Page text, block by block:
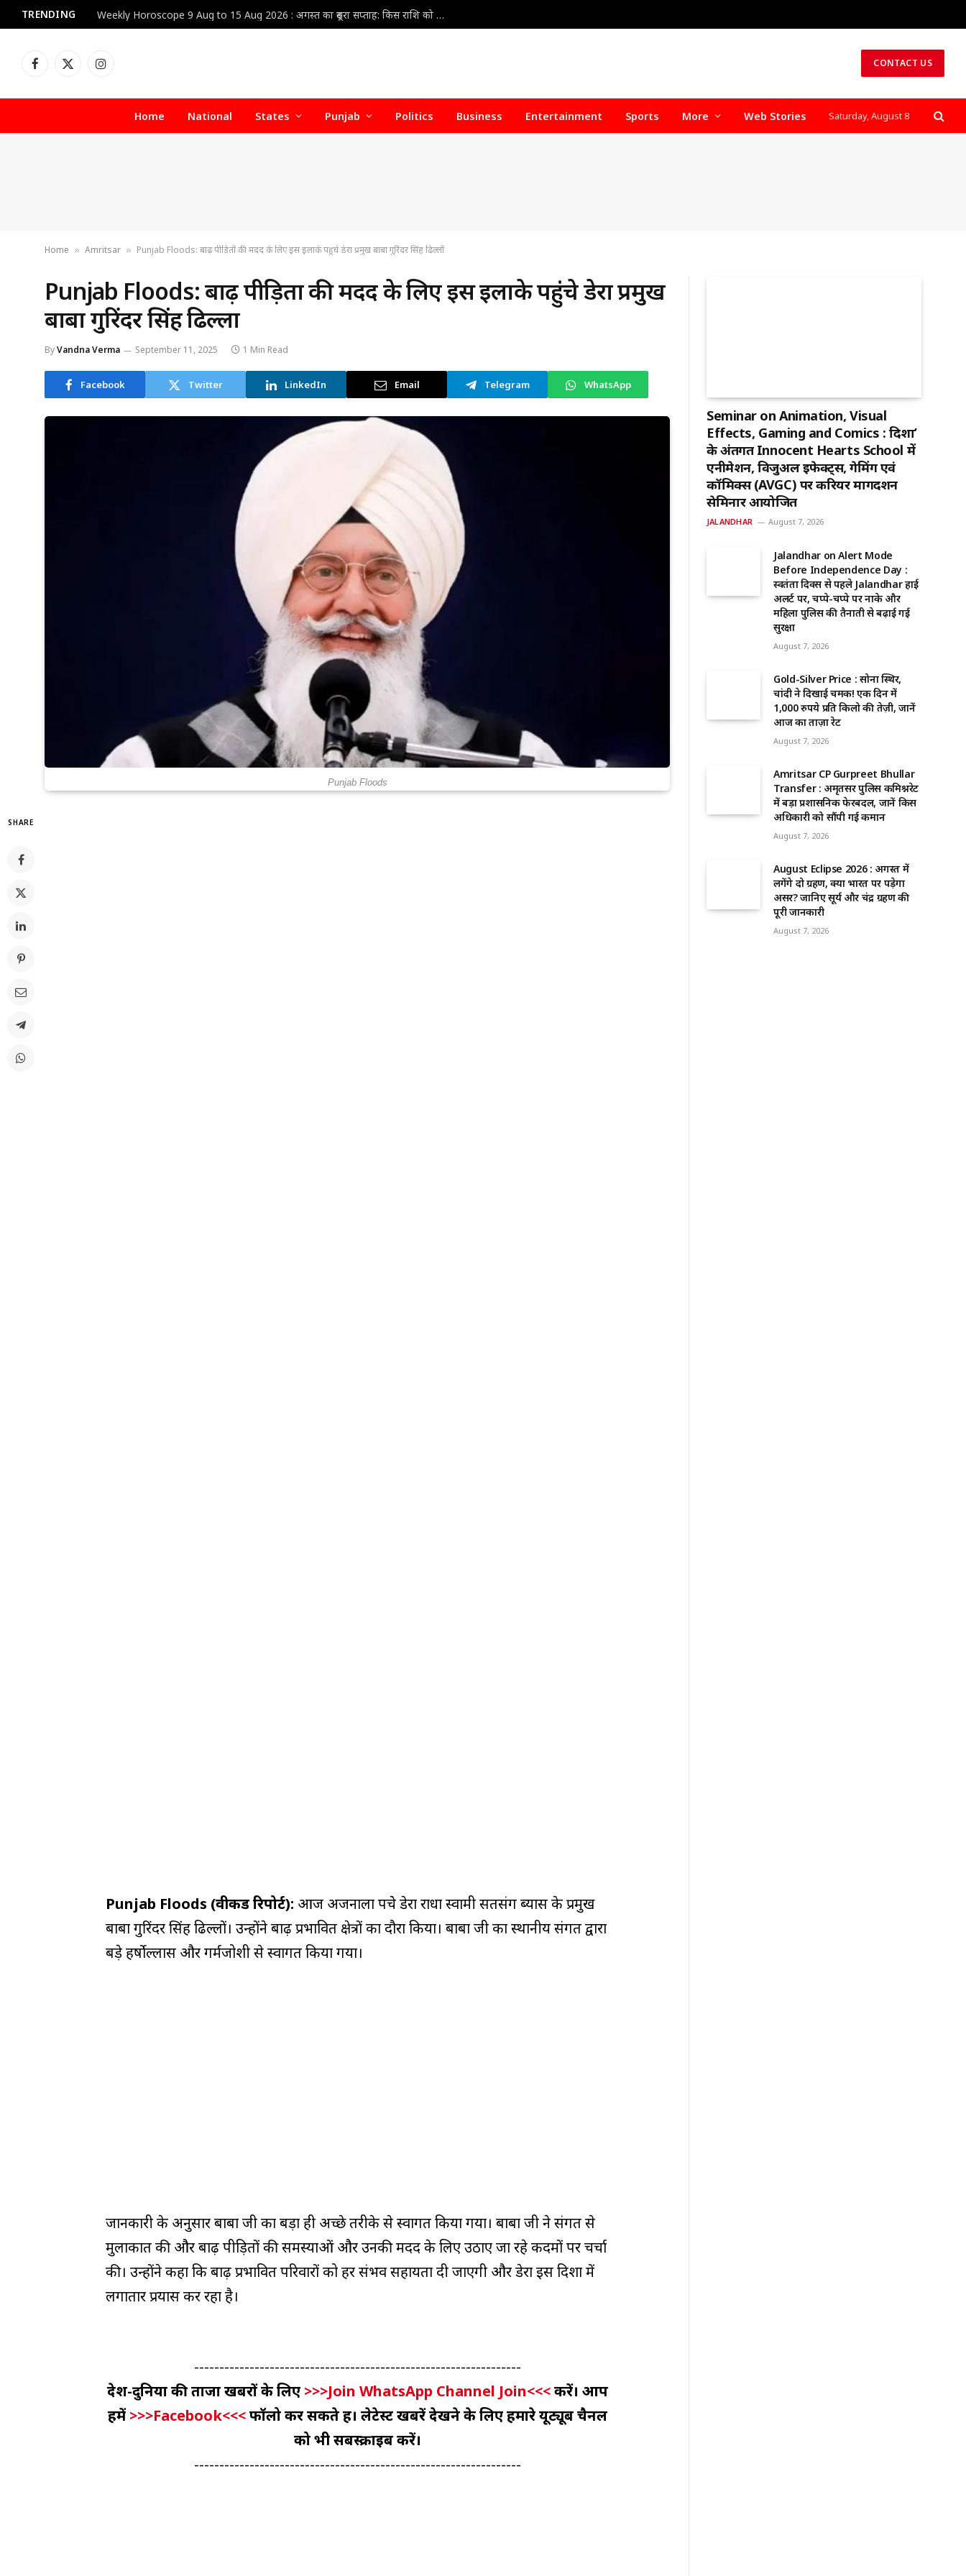
TRENDING Weekly Horoscope 9 Aug to 15 Aug 2026 : अगस्त का दूसरा सप्ताह: किस राशि को मिलेगा लाभ, किसे बरतनी होगी सावधानी?
Facebook
X
Instagram CONTACT US
Home National States Punjab Politics Business Entertainment Sports More Web Stories Saturday, August 8
Home » Amritsar » Punjab Floods: बाढ़ पीड़ितों की मदद के लिए इस इलाके पहुंचे डेरा प्रमुख बाबा गुरिंदर सिंह ढिल्लों
Punjab Floods: बाढ़ पीड़ितों की मदद के लिए इस इलाके पहुंचे डेरा प्रमुख
बाबा गुरिंदर सिंह ढिल्लों
ByVandna Verma September 11, 2025 1 Min Read
Facebook Twitter LinkedIn Email Telegram WhatsApp
Punjab Floods
SHARE
Punjab Floods (वीकैंड रिपोर्ट): आज अजनाला पहुंचे डेरा राधा स्वामी सतसंग ब्यास के प्रमुख
बाबा गुरिंदर सिंह ढिल्लों। उन्होंने बाढ़ प्रभावित क्षेत्रों का दौरा किया। बाबा जी का स्थानीय संगत द्वारा
बड़े हर्षोल्लास और गर्मजोशी से स्वागत किया गया।
जानकारी के अनुसार बाबा जी का बड़ा ही अच्छे तरीके से स्वागत किया गया। बाबा जी ने संगत से
मुलाकात की और बाढ़ पीड़ितों की समस्याओं और उनकी मदद के लिए उठाए जा रहे कदमों पर चर्चा
की। उन्होंने कहा कि बाढ़ प्रभावित परिवारों को हर संभव सहायता दी जाएगी और डेरा इस दिशा में
लगातार प्रयास कर रहा है।
-----------------------------------------------------------------
देश-दुनिया की ताजा खबरों के लिए >>>Join WhatsApp Channel Join<<<करें। आप
हमें>>>Facebook<<<फॉलो कर सकते हैं। लेटेस्ट खबरें देखने के लिए हमारे यूट्यूब चैनल
को भी सबस्क्राइब करें।
-----------------------------------------------------------------
Seminar on Animation, Visual
Effects, Gaming and Comics : दिशा’
के अंतर्गत Innocent Hearts School में
एनीमेशन, विजुअल इफेक्ट्स, गेमिंग एवं
कॉमिक्स (AVGC) पर करियर मार्गदर्शन
सेमिनार आयोजित
JALANDHAR August 7, 2026
Jalandhar on Alert Mode
Before Independence Day :
स्वतंत्रता दिवस से पहले Jalandhar हाई
अलर्ट पर, चप्पे-चप्पे पर नाके और
महिला पुलिस की तैनाती से बढ़ाई गई
सुरक्षा
August 7, 2026
Gold-Silver Price : सोना स्थिर,
चांदी ने दिखाई चमक! एक दिन में
1,000 रुपये प्रति किलो की तेज़ी, जानें
आज का ताज़ा रेट
August 7, 2026
Amritsar CP Gurpreet Bhullar
Transfer : अमृतसर पुलिस कमिश्नरेट
में बड़ा प्रशासनिक फेरबदल, जानें किस
अधिकारी को सौंपी गई कमान
August 7, 2026
August Eclipse 2026 : अगस्त में
लगेंगे दो ग्रहण, क्या भारत पर पड़ेगा
असर? जानिए सूर्य और चंद्र ग्रहण की
पूरी जानकारी
August 7, 2026